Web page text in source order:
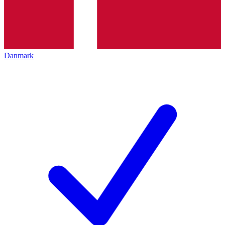
Danmark